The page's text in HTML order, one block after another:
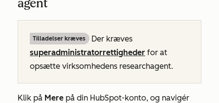
agent
Tilladelser kræves
Der kræves
superadministratorrettigheder for at
opsætte virksomhedens researchagent.
Klik på Mere på din HubSpot-konto, og navigér